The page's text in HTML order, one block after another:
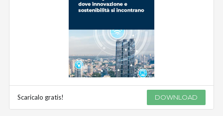
Scaricalo gratis! DOWNLOAD